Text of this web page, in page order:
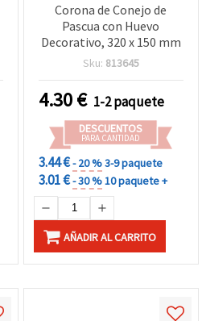
Corona de Conejo de
Pascua con Huevo
Decorativo, 320 x 150 mm
Sku: 813645
4.30€ 1-2 paquete
DESCUENTOS
PARA CANTIDAD
3.44 €- 20 %3-9 paquete
3.01 €- 30 %10 paquete +
AÑADIR AL CARRITO